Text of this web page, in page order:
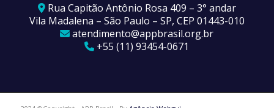
Rua Capitão Antônio Rosa 409 – 3° andar
Vila Madalena – São Paulo – SP, CEP 01443-010
atendimento@appbrasil.org.br
+55 (11) 93454-0671